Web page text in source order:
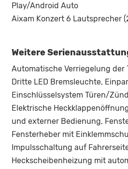
Play/Android Auto
Aixam Konzert 6 Lautsprecher
Weitere
Automatische Verriegelung der
Dritte LED Bremsleuchte,
Einschlüsselsystem Türen/
Elektrische
und externer Bedienung,
Fensterheber mit
Impulsschaltung auf
Heckscheibenheizung mit